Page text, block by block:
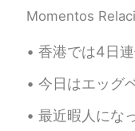
Momentos
香港では4日連休があるので、今日は2日目だった。 新しいカフェに
今日はエッグベネディクト(ホームメードソーセージパテ付き)を作り
最近暇人になったから、かわいいイラストを描き始めて、インスタ